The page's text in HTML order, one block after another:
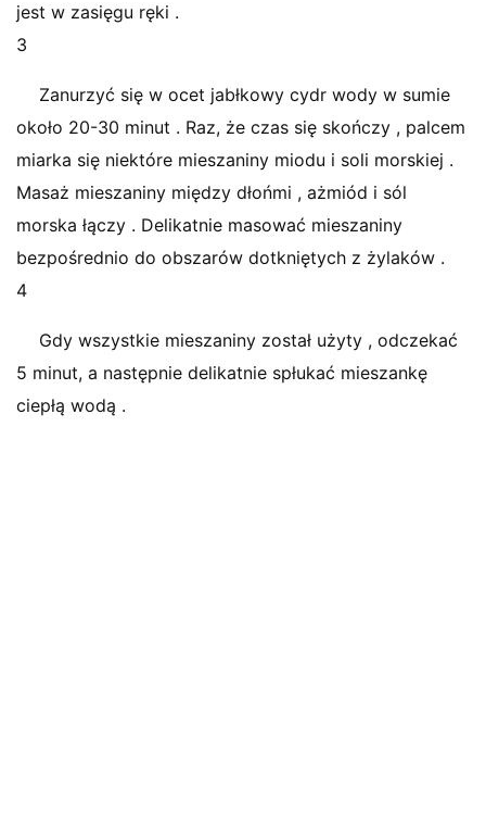
jest w zasięgu ręki .
3
Zanurzyć się w ocet jabłkowy cydr wody w sumie
około 20-30 minut . Raz, że czas się skończy , palcem
miarka się niektóre mieszaniny miodu i soli morskiej .
Masaż mieszaniny między dłońmi , ażmiód i sól
morska łączy . Delikatnie masować mieszaniny
bezpośrednio do obszarów dotkniętych z żylaków .
4
Gdy wszystkie mieszaniny został użyty , odczekać
5 minut, a następnie delikatnie spłukać mieszankę
ciepłą wodą .